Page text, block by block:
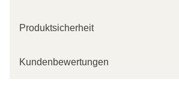
Produktsicherheit
Kundenbewertungen